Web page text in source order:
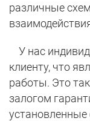
различные
У нас
клиенту, что
работы. Это
залогом
установленные